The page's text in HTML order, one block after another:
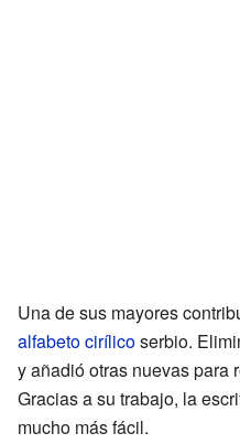
Una de sus mayores
alfabeto cirílicoserbio.
y añadió otras nuevas para
Gracias a su trabajo, la
mucho más fácil.